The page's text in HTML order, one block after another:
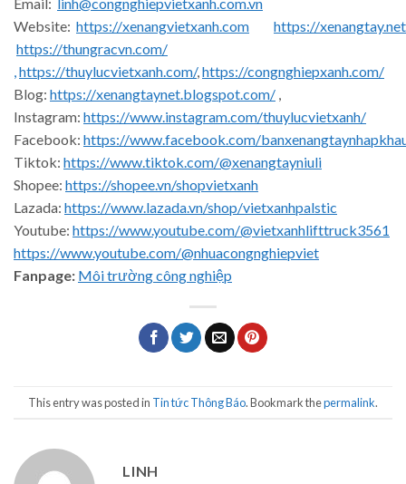
Website: https://xenangvietxanh.com
https://xenangtay.net
https://thungracvn.com/
,https://thuylucvietxanh.com/,https://congnghiepxanh.com/
Blog: https://xenangtaynet.blogspot.com/ ,
Instagram: https://www.instagram.com/thuylucvietxanh/
Facebook: https://www.facebook.com/
Tiktok: https://www.tiktok.com/@xenangtayniuli
Shopee: https://shopee.vn/shopvietxanh
Lazada: https://www.lazada.vn/shop/vietxanhpalstic
Youtube: https://www.youtube.com/@vietxanhlifttruck3561
https://www.youtube.com/@nhuacongnghiepviet
Fanpage: Môi trường công nghiệp
This entry was posted in Tin tức Thông Báo. Bookmark thepermalink.
LINH